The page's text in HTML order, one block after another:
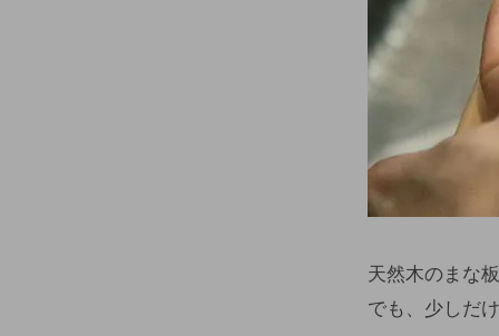
天然木のまな
でも、少しだ